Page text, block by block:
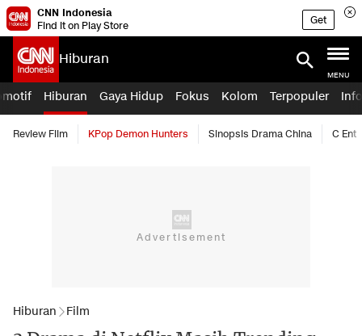
CNN Indonesia
Find it on Play Store
Get
Hiburan
MENU
Hiburan Gaya Hidup Fokus Kolom Terpopuler
Review Film KPop Demon Hunters Sinopsis Drama China C Ent
Hiburan Film